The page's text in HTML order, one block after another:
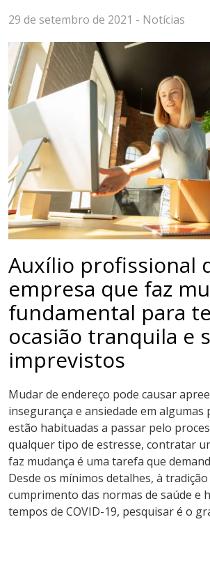
29 de setembro de 2021 - Notícias
Auxílio profissional
empresa que faz
fundamental para
ocasião tranquila e
imprevistos
Mudar de endereço pode causar
insegurança e ansiedade em algumas
estão habituadas a passar pelo
qualquer tipo de estresse, contratar
faz mudança é uma tarefa que
Desde os mínimos detalhes, à tradição
cumprimento das normas de saúde e
tempos de COVID-19, pesquisar é o